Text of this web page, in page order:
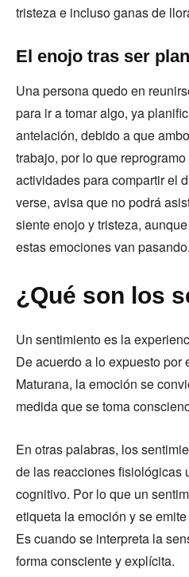
tristeza e incluso ganas de
El enojo tras ser
Una persona quedo en
para ir a tomar algo, ya
antelación, debido a que
trabajo, por lo que
actividades para compartir el
verse, avisa que no podrá
siente enojo y tristeza,
estas emociones van pasando.
¿Qué son los
Un sentimiento es la
De acuerdo a lo expuesto por
Maturana, la emoción se
medida que se toma
En otras palabras, los
de las reacciones fisiológicas
cognitivo. Por lo que un
etiqueta la emoción y se
Es cuando se interpreta la
forma consciente y explícita.